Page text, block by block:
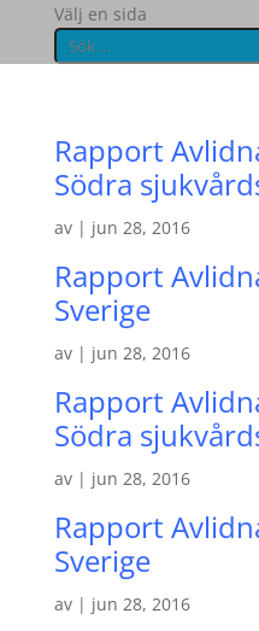
Välj en sida
Rapport
Södra
av | jun 28, 2016
Rapport
Sverige
av | jun 28, 2016
Rapport
Södra
av | jun 28, 2016
Rapport
Sverige
av | jun 28, 2016